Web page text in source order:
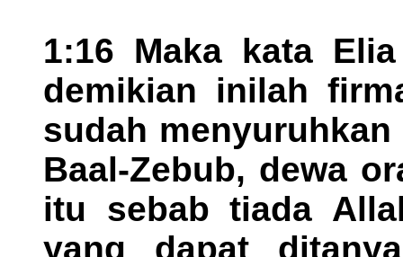
1:16 Maka kata
demikian inilah
sudah
Baal-Zebub, dewa
itu sebab tiada
yang dapat